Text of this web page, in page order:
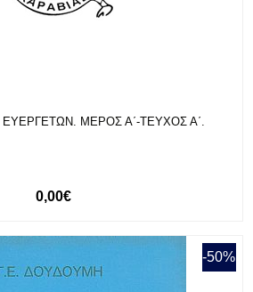
ΜΕΡΟΣ Α΄-ΤΕΥΧΟΣ Α΄.
0,00€
-50%